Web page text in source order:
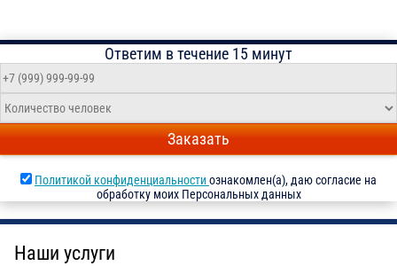
Ответим в течение 15 минут
Заказать
Политикой конфиденциальностиознакомлен(а), даю согласие на
обработку моих Персональных данных
Наши услуги